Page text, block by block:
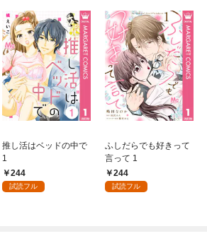
推し活はベッドの中で
1
244
試読フル
ふしだらでも好きって
言って 1
244
試読フル